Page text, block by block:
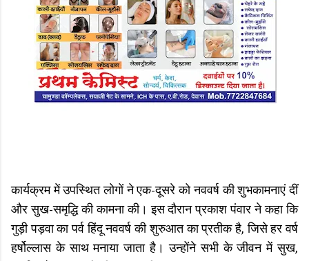
कार्यक्रम में उपस्थित लोगों ने एक-दूसरे को नववर्ष की शुभकामनाएं दीं
और सुख-समृद्धि की कामना की। इस दौरान प्रकाश पंवार ने कहा कि
गुड़ी पड़वा का पर्व हिंदू नववर्ष की शुरुआत का प्रतीक है, जिसे हर वर्ष
हर्षोल्लास के साथ मनाया जाता है। उन्होंने सभी के जीवन में सुख,